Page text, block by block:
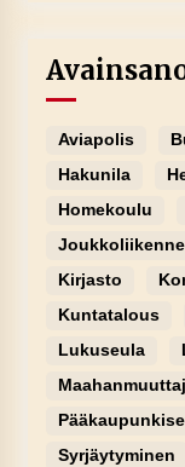
Aviapolis
Hakunila
Homekoulu
Joukkoliikenne
Kirjasto
Kuntatalous
Lukuseula
Syrjäytyminen